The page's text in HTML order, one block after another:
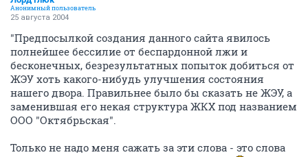
Анонимный пользователь
25 августа 2004
"Предпосылкой создания данного сайта явилось
полнейшее бессилие от беспардонной лжи и
бесконечных, безрезультатных попыток добиться от
ЖЭУ хоть какого-нибудь улучшения состояния
нашего двора. Правильнее было бы сказать не ЖЭУ, а
заменившая его некая структура ЖКХ под названием
ООО "Октябрьская".
Только не надо меня сажать за эти слова - это слова